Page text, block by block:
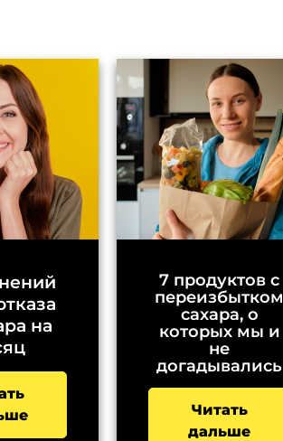
на
7 продуктов с
переизбытком
сахара, о
которых мы и
не
догадывались
Читать
дальше